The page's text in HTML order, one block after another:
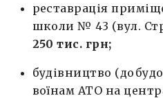
реставрація
школи № 43 (вул.
250 тис. грн;
будівництво
воїнам АТО на